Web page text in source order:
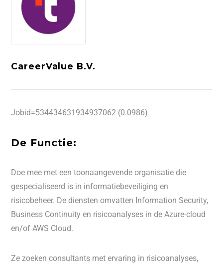
CareerValue B.V.
Jobid=534434631934937062 (0.0986)
De Functie:
Doe mee met een toonaangevende organisatie die
gespecialiseerd is in informatiebeveiliging en
risicobeheer. De diensten omvatten Information Security,
Business Continuity en risicoanalyses in de Azure-cloud
en/of AWS Cloud.
Ze zoeken consultants met ervaring in risicoanalyses,